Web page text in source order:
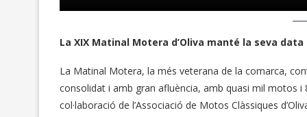
La XIX Matinal Motera d’Oliva manté la seva
La Matinal Motera, la més veterana de la comarca,
consolidat i amb gran afluència, amb quasi mil motos i
col·laboració de l’Associació de Motos Clàssiques